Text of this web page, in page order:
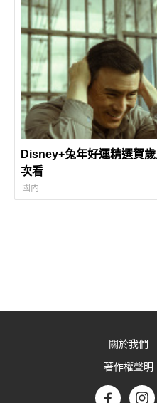
Disney+兔年好運精選賀
次看
國內
關於我們
著作權聲明